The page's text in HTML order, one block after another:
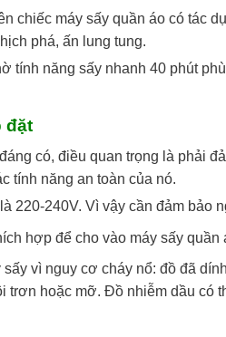
chiếc máy sấy quần áo có tác
phá, ấn lung tung.
tính năng sấy nhanh 40 phút
đặt
có, điều quan trọng là phải
tính năng an toàn của nó.
220-240V. Vì vậy cần đảm bảo
hợp để cho vào máy sấy quần
vì nguy cơ cháy nổ: đồ đã
trơn hoặc mỡ. Đồ nhiễm dầu có